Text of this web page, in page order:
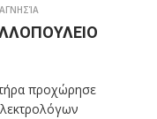
προχώρησε